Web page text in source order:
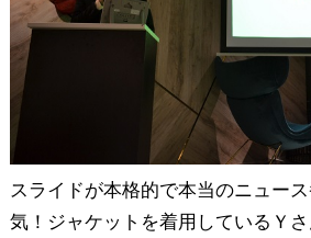
スライドが本格的で本当のニュー
気！ジャケットを着用しているＹ